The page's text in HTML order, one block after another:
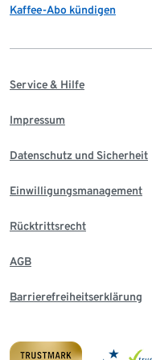
Kaffee-Abo kündigen
Service & Hilfe
Impressum
Datenschutz und Sicherheit
Einwilligungsmanagement
Rücktrittsrecht
AGB
Barrierefreiheitserklärung